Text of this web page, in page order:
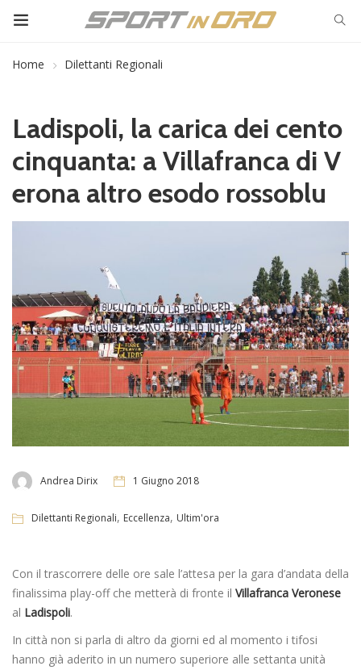
Home Dilettanti Regionali
Ladispoli, la carica dei cento
cinquanta: a Villafranca di V
erona altro esodo rossoblu
Andrea Dirix 1 Giugno 2018
Dilettanti Regionali, Eccellenza, Ultim'ora
Con il trascorrere delle ore sale l’attesa per la gara d’andata della
finalissima play-off che metterà di fronte il Villafranca Veronese
al Ladispoli.
In città non si parla di altro da giorni ed al momento i tifosi
hanno già aderito in un numero superiore alle settanta unità